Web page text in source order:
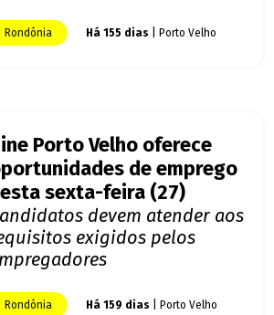
Rondônia Há 155 dias | Porto Velho
Porto Velho oferece
de emprego
sexta-feira (27)
devem atender aos
exigidos pelos
Rondônia Há 159 dias | Porto Velho